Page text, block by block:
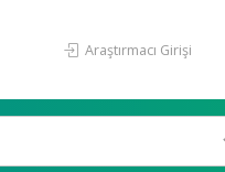
Araştırmacı Girişi